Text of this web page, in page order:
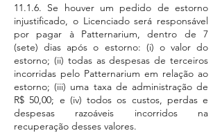
11.1.6. Se houver um pedido de estorno
injustificado, o Licenciado será responsável
por pagar à Patternarium, dentro de 7
(sete) dias após o estorno: (i) o valor do
estorno; (ii) todas as despesas de terceiros
incorridas pelo Patternarium em relação ao
estorno; (iii) uma taxa de administração de
R$ 50,00; e (iv) todos os custos, perdas e
despesas razoáveis ​​incorridos na
recuperação desses valores.